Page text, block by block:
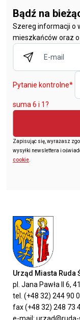
Bądź na
Szereg informacji o
mieszkańców oraz
Pytanie kontrolne*
suma 6 i 1?
Zapisując się, wyrażasz
wysyłki newslettera i
cookie.
Urząd Miasta Ruda
pl. Jana Pawła II 6,
tel. (+48 32) 244 90
fax (+48 32) 248 73